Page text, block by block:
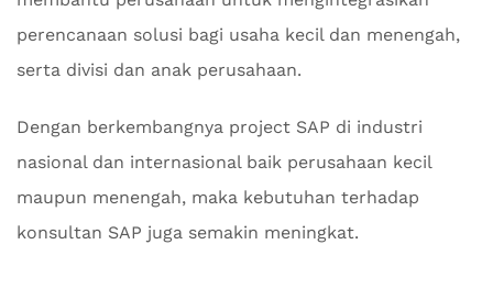
perencanaan solusi bagi usaha kecil dan menengah,
serta divisi dan anak perusahaan.
Dengan berkembangnya project SAP di industri
nasional dan internasional baik perusahaan kecil
maupun menengah, maka kebutuhan terhadap
konsultan SAP juga semakin meningkat.